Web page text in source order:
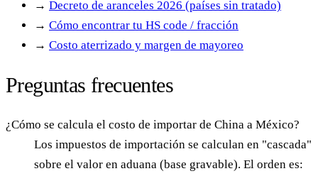
→ Decreto de aranceles 2026 (países sin tratado)
→ Cómo encontrar tu HS code / fracción
→ Costo aterrizado y margen de mayoreo
Preguntas frecuentes
¿Cómo se calcula el costo de importar de China a México?
Los impuestos de importación se calculan en "cascada"
sobre el valor en aduana (base gravable). El orden es: